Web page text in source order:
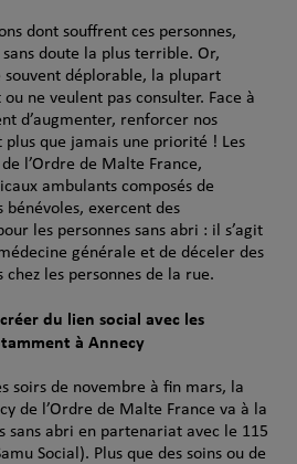
dont souffrent ces personnes,
sans doute la plus terrible. Or,
déplorable, la plupart
ne veulent pas consulter. Face à
d’augmenter, renforcer nos
plus que jamais une priorité ! Les
l’Ordre de Malte France,
ambulants composés de
bénévoles, exercent des
les personnes sans abri : il s’agit
générale et de déceler des
les personnes de la rue.
du lien social avec les
à Annecy
soirs de novembre à fin mars, la
de l’Ordre de Malte France va à la
sans abri en partenariat avec le 115
Social). Plus que des soins ou de